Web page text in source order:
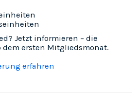
Jetzt informieren – die
dem ersten Mitgliedsmonat.
erfahren